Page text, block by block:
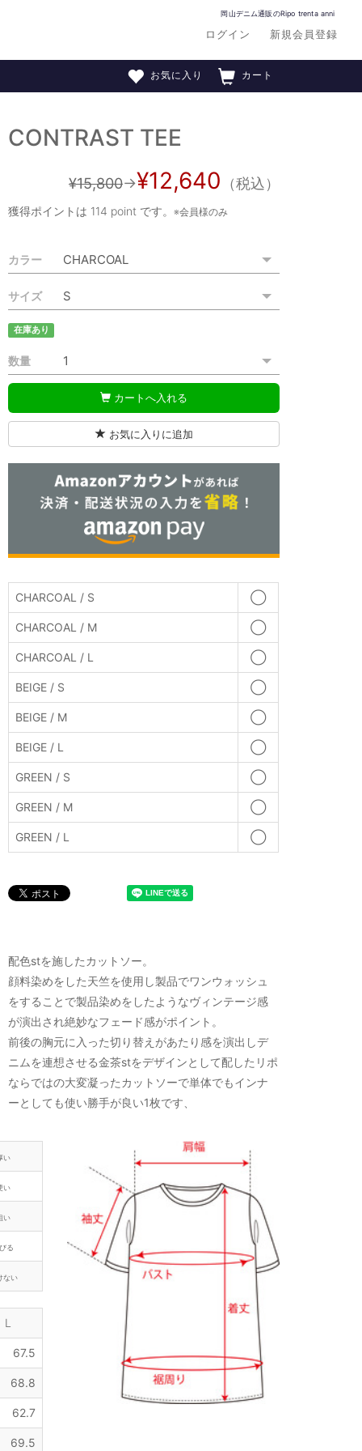
岡山デニム通販のRipo trenta anni
ログイン 新規会員登録
カート
お気に入り
CONTRAST TEE
¥15,800→¥12,640 （税込）
獲得ポイントは 114 point です。※会員様のみ
カラー
サイズ
在庫あり
数量
カートへ入れる
お気に入りに追加
CHARCOAL / S ◯
CHARCOAL / M ◯
CHARCOAL / L ◯
BEIGE / S ◯
BEIGE / M ◯
BEIGE / L ◯
GREEN / S ◯
GREEN / M ◯
GREEN / L ◯
配色stを施したカットソー。
顔料染めをした天竺を使用し製品でワンウォッシュ
をすることで製品染めをしたようなヴィンテージ感
が演出され絶妙なフェード感がポイント。
前後の胸元に入った切り替えがあたり感を演出しデ
ニムを連想させる金茶stをデザインとして配したリポ
ならではの大変凝ったカットソーで単体でもインナ
ーとしても使い勝手が良い1枚です、
い
い
い
る
ない
L
67.5
68.8
62.7
69.5